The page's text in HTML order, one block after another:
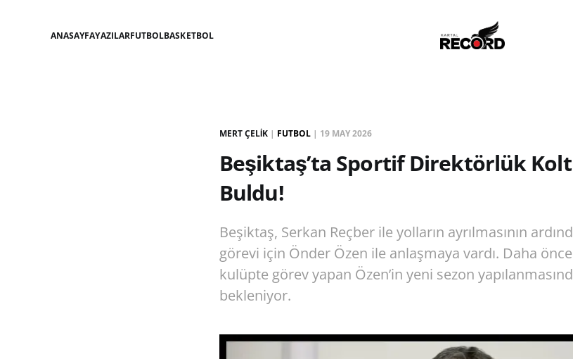
ANASAYFAYAZILARFUTBOLBASKETBOL
MERT ÇELIK | FUTBOL | 19 MAY 2026
Beşiktaş’ta Sportif Direktörlük
Buldu!
Beşiktaş, Serkan Reçber ile yolların ayrılmasının
görevi için Önder Özen ile anlaşmaya vardı. Daha
kulüpte görev yapan Özen’in yeni sezon
bekleniyor.